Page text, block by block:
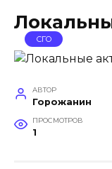
СГО
АВТОР
Горожанин
ПРОСМОТРОВ
1